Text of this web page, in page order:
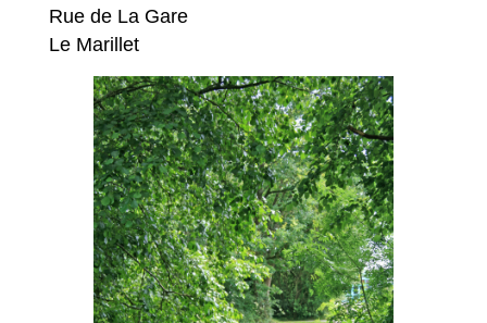
Rue de La Gare
Le Marillet